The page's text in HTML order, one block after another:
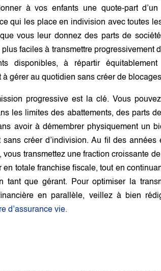
à vos enfants une quote-part
qui les place en indivision avec toutes
vous leur donnez des parts de
plus faciles à transmettre progressivement
disponibles, à répartir
à gérer au quotidien sans créer de
progressive est la clé. Vous
les limites des abattements, des parts
avoir à démembrer physiquement un
sans créer d’indivision. Au fil des années
vous transmettez une fraction croissante
en totale franchise fiscale, tout en
tant que gérant. Pour optimiser la
en parallèle, veillez à bien
d’assurance vie.